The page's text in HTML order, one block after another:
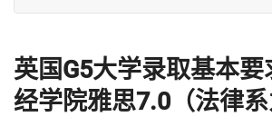
英国G5大学录取基本
经学院雅思7.0（法律系